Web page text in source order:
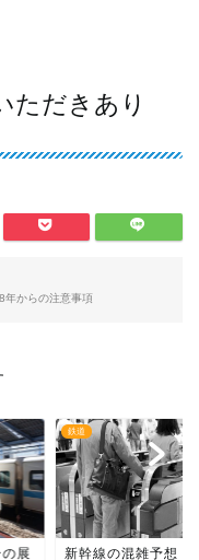
ただきあり
年からの注意事項
展
鉄道
新幹線の混雑予想！